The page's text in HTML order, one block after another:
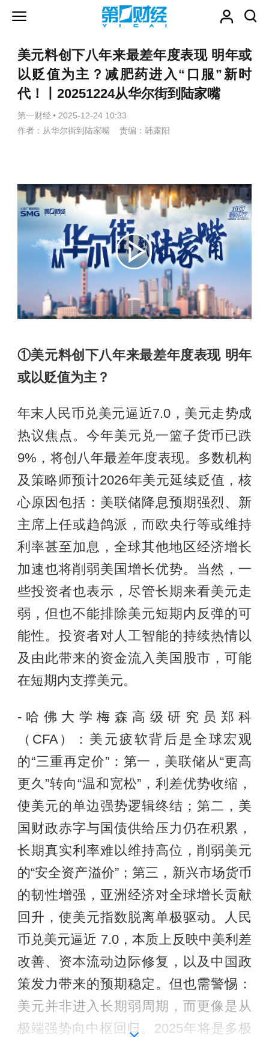
美元料创下八年来最差年度表现 明年或
以贬值为主？减肥药进入“口服”新时
代！丨20251224从华尔街到陆家嘴
第一财经 • 2025-12-24 10:33
作者：从华尔街到陆家嘴 责编：韩露阳
①美元料创下八年来最差年度表现 明年
或以贬值为主？
年末人民币兑美元逼近7.0，美元走势成
热议焦点。今年美元兑一篮子货币已跌
9%，将创八年最差年度表现。多数机构
及策略师预计2026年美元延续贬值，核
心原因包括：美联储降息预期强烈、新
主席上任或趋鸽派，而欧央行等或维持
利率甚至加息，全球其他地区经济增长
加速也将削弱美国增长优势。当然，一
些投资者也表示，尽管长期来看美元走
弱，但也不能排除美元短期内反弹的可
能性。投资者对人工智能的持续热情以
及由此带来的资金流入美国股市，可能
在短期内支撑美元。
-哈佛大学梅森高级研究员郑科
（CFA）：美元疲软背后是全球宏观
的“三重再定价”：第一，美联储从“更高
更久”转向“温和宽松”，利差优势收缩，
使美元的单边强势逻辑终结；第二，美
国财政赤字与国债供给压力仍在积累，
长期真实利率难以维持高位，削弱美元
的“安全资产溢价”；第三，新兴市场货币
的韧性增强，亚洲经济对全球增长贡献
回升，使美元指数脱离单极驱动。人民
币兑美元逼近 7.0，本质上反映中美利差
改善、资本流动边际修复，以及中国政
策发力带来的预期稳定。但也需警惕：
美元并非进入长期弱周期，而更像是从
极端强势向中枢回归。2025年将是多极